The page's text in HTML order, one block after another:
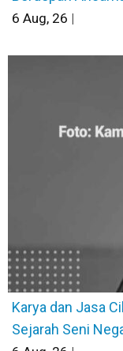
6 Aug, 26 |
Karya dan Jasa
Sejarah Seni